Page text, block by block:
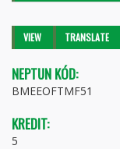
Primary tabs
VIEW (ACTIVETRANSLATE
NEPTUN KÓD:
BMEEOFTMF51
KREDIT:
5